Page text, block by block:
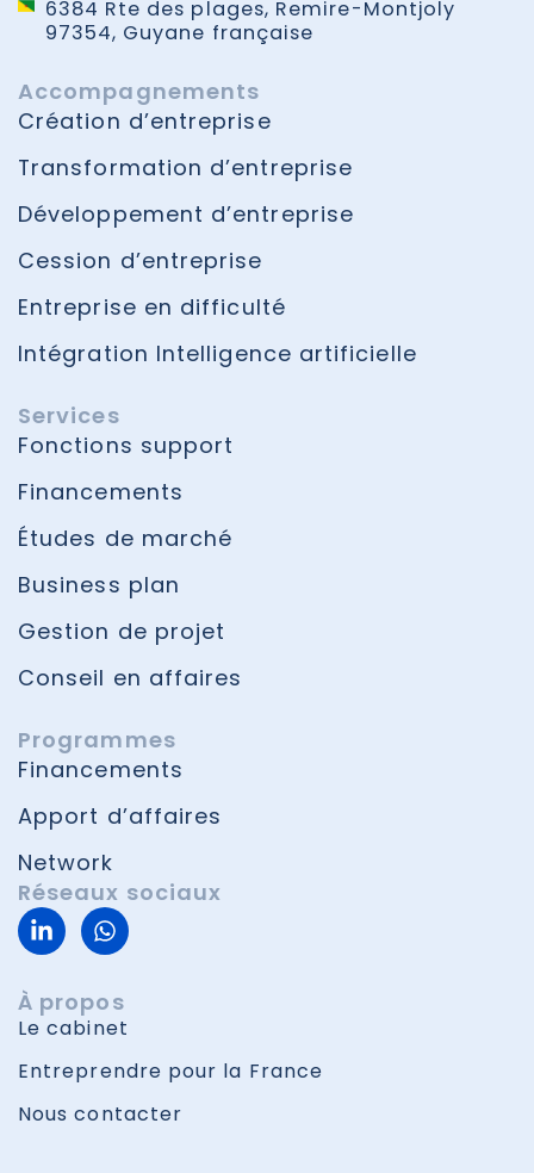
6384 Rte des plages, Remire-Montjoly
97354, Guyane française
Accompagnements
Création d’entreprise
Transformation d’entreprise
Développement d’entreprise
Cession d’entreprise
Entreprise en difficulté
Intégration Intelligence artificielle
Services
Fonctions support
Financements
Études de marché
Business plan
Gestion de projet
Conseil en affaires
Programmes
Financements
Apport d’affaires
Network
Réseaux sociaux
À propos
Le cabinet
Entreprendre pour la France
Nous contacter